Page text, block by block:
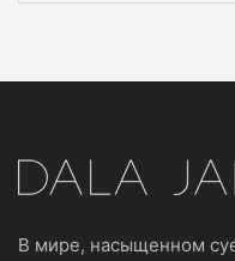
В мире, насыщенном